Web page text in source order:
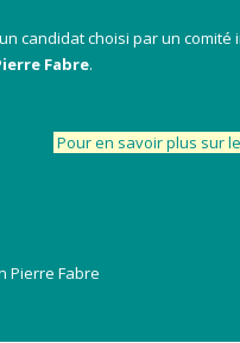
candidat choisi par un
Fabre.
Pour en savoir plus sur
Pierre Fabre